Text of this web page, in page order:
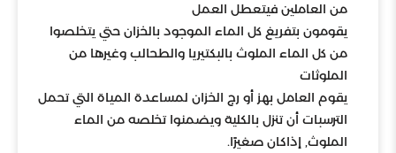
من العاملين فيتعطل العمل
يقومون بتفريغ كل الماء الموجود بالخزان حتي يتخلصوا
من كل الماء الملوث بالبكتيريا والطحالب وغيرها من
الملوثات
يقوم العامل بهز أو رج الخزان لمساعدة المياة التي تحمل
الترسبات أن تنزل بالكلية ويضمنوا تخلصه من الماء
الملوث, إذاكان صغيرًا.